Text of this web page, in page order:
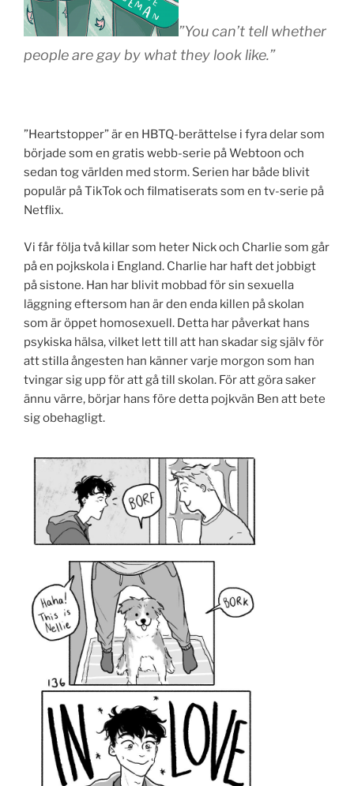
”You can’t tell whether
people are gay by what they look like.”
”Heartstopper” är en HBTQ-berättelse i fyra delar som
började som en gratis webb-serie på Webtoon och
sedan tog världen med storm. Serien har både blivit
populär på TikTok och filmatiserats som en tv-serie på
Netflix.
Vi får följa två killar som heter Nick och Charlie som går
på en pojkskola i England. Charlie har haft det jobbigt
på sistone. Han har blivit mobbad för sin sexuella
läggning eftersom han är den enda killen på skolan
som är öppet homosexuell. Detta har påverkat hans
psykiska hälsa, vilket lett till att han skadar sig själv för
att stilla ångesten han känner varje morgon som han
tvingar sig upp för att gå till skolan. För att göra saker
ännu värre, börjar hans före detta pojkvän Ben att bete
sig obehagligt.